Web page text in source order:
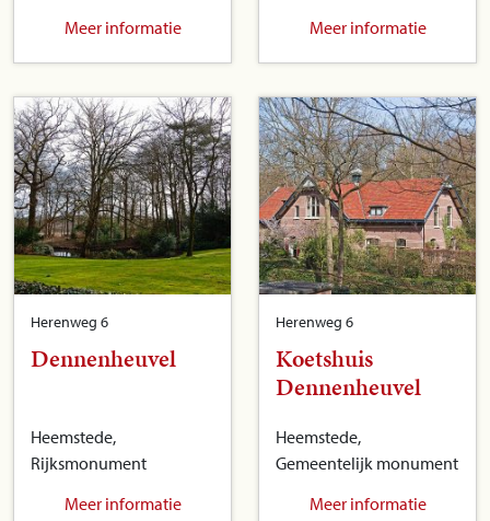
Meer informatie
Meer informatie
Herenweg 6
Dennenheuvel
Heemstede,
Rijksmonument
Meer informatie
Herenweg 6
Koetshuis
Dennenheuvel
Heemstede,
Gemeentelijk monument
Meer informatie